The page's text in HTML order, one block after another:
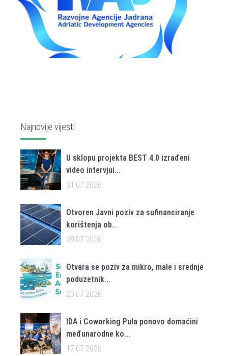
Najnovije vijesti
U sklopu projekta BEST 4.0 izrađeni
video intervjui...
31.07.2026..
Otvoren Javni poziv za sufinanciranje
korištenja ob...
28.07.2026..
Otvara se poziv za mikro, male i srednje
poduzetnik...
23.07.2026..
IDA i Coworking Pula ponovo domaćini
međunarodne ko...
17.07.2026..